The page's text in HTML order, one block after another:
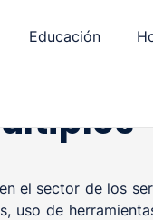
Educación
el sector de los
uso de